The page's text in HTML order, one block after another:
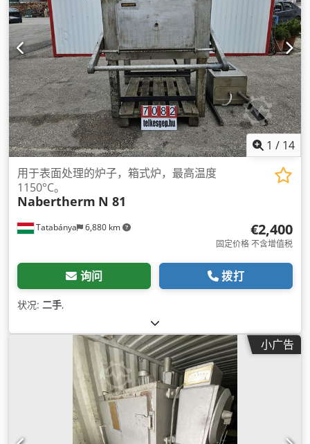
1 / 14
Tatabánya 6,880 km
用于表面处理的炉子，箱式炉，最高温度
1150°C。
Nabertherm N 81
€2,400
固定价格 不含增值税
询问 拨打
状况: 二手,
小广告